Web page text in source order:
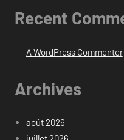
Recent
A WordPress Commenter
Archives
août 2026